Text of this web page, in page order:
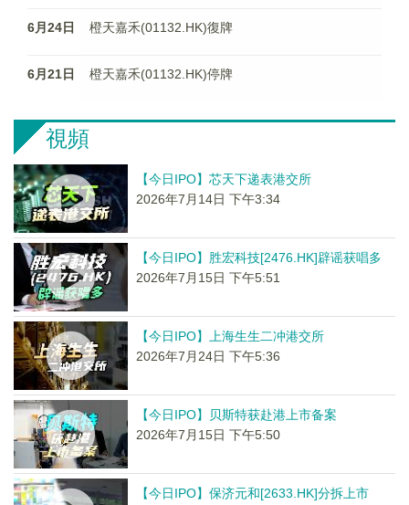
6月24日 橙天嘉禾(01132.HK)復牌
6月21日 橙天嘉禾(01132.HK)停牌
視頻
【今日IPO】芯天下递表港交所
2026年7月14日 下午3:34
【今日IPO】胜宏科技[2476.HK]辟谣获唱多
2026年7月15日 下午5:51
【今日IPO】上海生生二冲港交所
2026年7月24日 下午5:36
【今日IPO】贝斯特获赴港上市备案
2026年7月15日 下午5:50
【今日IPO】保济元和[2633.HK]分拆上市